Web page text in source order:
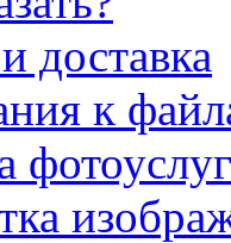
доставка
к